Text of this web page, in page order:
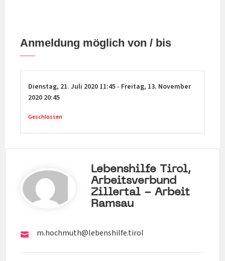
Anmeldung möglich von / bis
Dienstag, 21. Juli 2020 11:45 - Freitag, 13. November
2020 20:45
Geschlossen
Lebenshilfe Tirol,
Arbeitsverbund
Zillertal - Arbeit
Ramsau
m.hochmuth@lebenshilfe.tirol